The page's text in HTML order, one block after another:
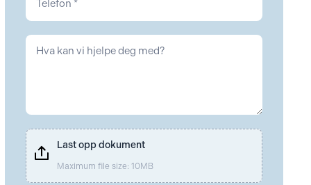
Last opp dokument
Maximum file size: 10MB